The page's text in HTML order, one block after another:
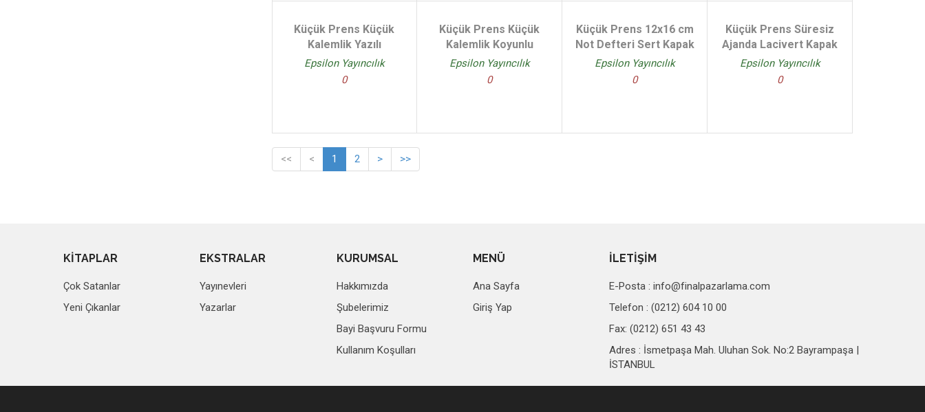
Küçük Prens Küçük
Kalemlik Yazılı
Epsilon Yayıncılık
0
Küçük Prens Küçük
Kalemlik Koyunlu
Epsilon Yayıncılık
0
Küçük Prens 12x16 cm
Not Defteri Sert Kapak
Epsilon Yayıncılık
0
Küçük Prens Süresiz
Ajanda Lacivert Kapak
Epsilon Yayıncılık
0
<< < 1 2 > >>
KİTAPLAR
Çok Satanlar
Yeni Çıkanlar
EKSTRALAR
Yayınevleri
Yazarlar
KURUMSAL
Hakkımızda
Şubelerimiz
Bayi Başvuru Formu
Kullanım Koşulları
MENÜ
Ana Sayfa
Giriş Yap
İLETİŞİM
E-Posta :info@finalpazarlama.com
Telefon : (0212) 604 10 00
Fax: (0212) 651 43 43
Adres : İsmetpaşa Mah. Uluhan Sok. No:2 Bayrampaşa |
İSTANBUL